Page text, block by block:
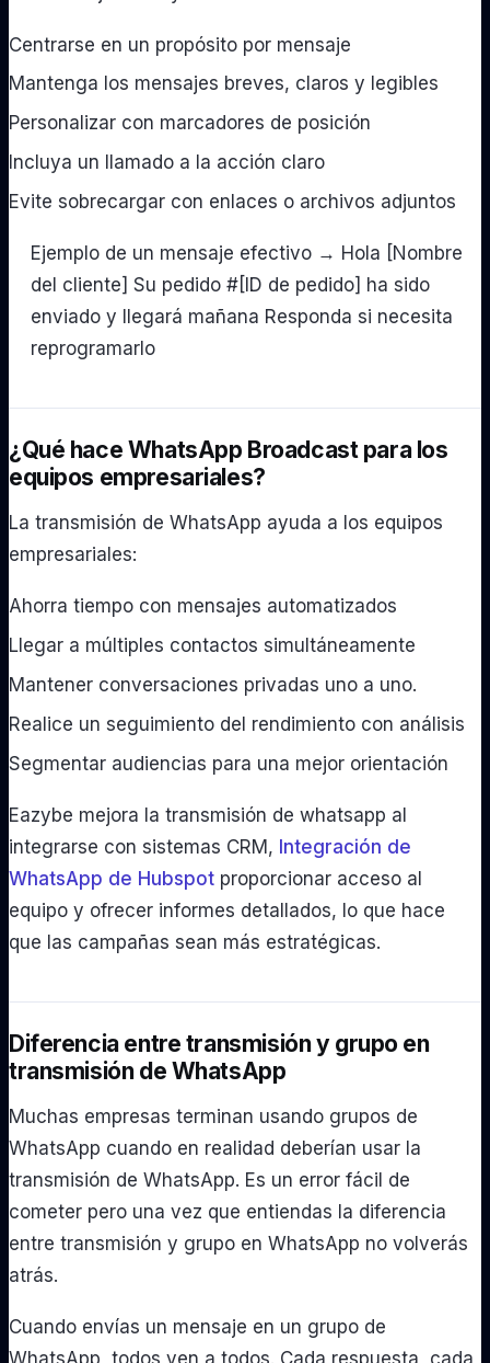
Centrarse en un propósito por mensaje
Mantenga los mensajes breves, claros y legibles
Personalizar con marcadores de posición
Incluya un llamado a la acción claro
Evite sobrecargar con enlaces o archivos adjuntos
Ejemplo de un mensaje efectivo → Hola [Nombre
del cliente] Su pedido #[ID de pedido] ha sido
enviado y llegará mañana Responda si necesita
reprogramarlo
¿Qué hace WhatsApp Broadcast para los
equipos empresariales?
La transmisión de WhatsApp ayuda a los equipos
empresariales:
Ahorra tiempo con mensajes automatizados
Llegar a múltiples contactos simultáneamente
Mantener conversaciones privadas uno a uno.
Realice un seguimiento del rendimiento con análisis
Segmentar audiencias para una mejor orientación
Eazybe mejora la transmisión de whatsapp al
integrarse con sistemas CRM, Integración de
WhatsApp de Hubspot proporcionar acceso al
equipo y ofrecer informes detallados, lo que hace
que las campañas sean más estratégicas.
Diferencia entre transmisión y grupo en
transmisión de WhatsApp
Muchas empresas terminan usando grupos de
WhatsApp cuando en realidad deberían usar la
transmisión de WhatsApp. Es un error fácil de
cometer pero una vez que entiendas la diferencia
entre transmisión y grupo en WhatsApp no ​​volverás
atrás.
Cuando envías un mensaje en un grupo de